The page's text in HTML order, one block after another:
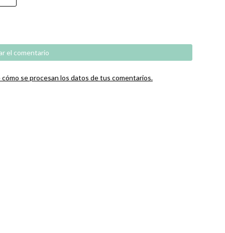
se procesan los datos de tus comentarios.